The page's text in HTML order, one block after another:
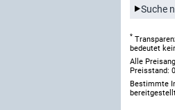
Suche
*
bedeutet
Alle
Preisstand:
Bestimmte